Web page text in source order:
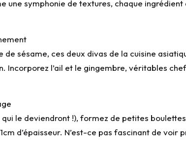
une symphonie de textures, chaque
de sésame, ces deux divas de la cuisine
Incorporez l’ail et le gingembre, véritables
le deviendront !), formez de petites
d’épaisseur. N’est-ce pas fascinant de voir